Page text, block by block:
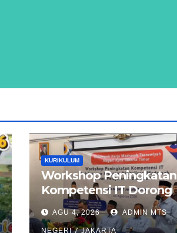
KURIKULUM
Workshop Peningkatan
Kompetensi IT Dorong
Akselerasi Digitalisasi
Madrasah di Jakarta
AGU 4, 2026 ADMIN MTS
NEGERI 7 JAKARTA